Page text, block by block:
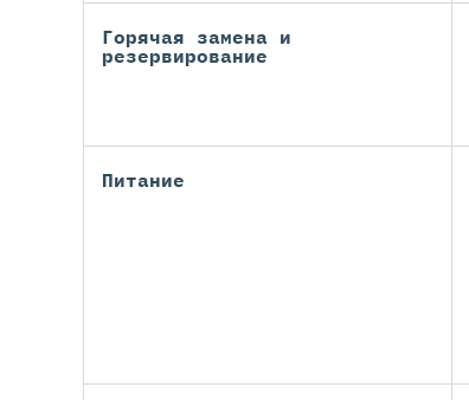
Горячая замена и
резервирование
Питание